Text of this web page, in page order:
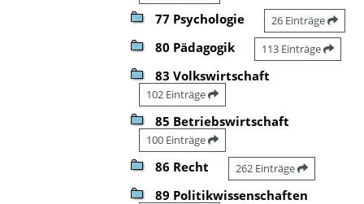
77 Psychologie 26 Einträge
80 Pädagogik 113 Einträge
83 Volkswirtschaft
102 Einträge
85 Betriebswirtschaft
100 Einträge
86 Recht 262 Einträge
89 Politikwissenschaften